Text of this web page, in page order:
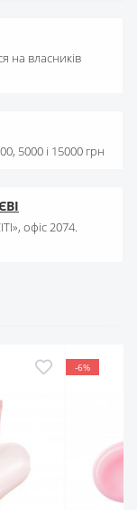
на власників
5000 і 15000 грн
офіс 2074.